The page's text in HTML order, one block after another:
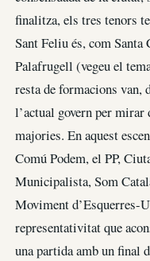
finalitza, els tres tenors
Sant Feliu és, com
Palafrugell (vegeu el
resta de formacions
l’actual govern per
majories. En aquest
Comú Podem, el PP,
Municipalista, Som
Moviment d’Esquerres-
representativitat que
una partida amb un final